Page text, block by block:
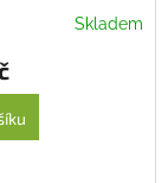
Skladem